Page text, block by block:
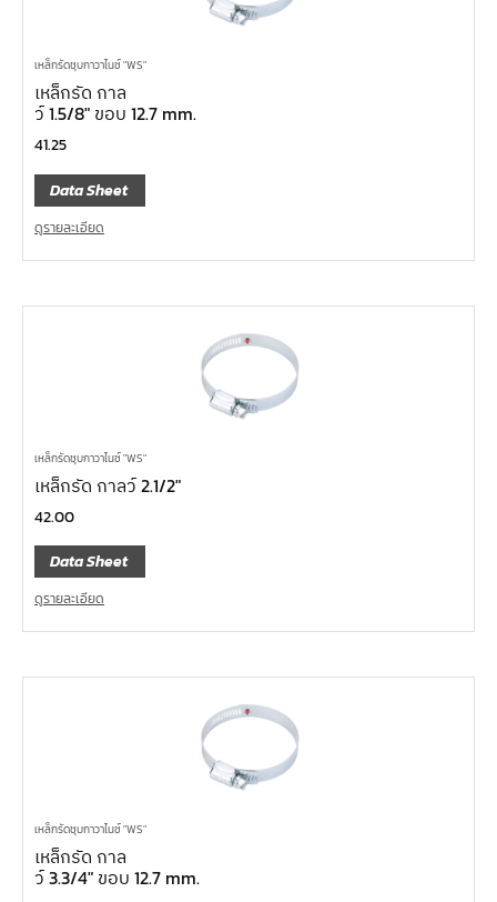
เหล็กรัดชุบกาวาไนซ์ "WS"
เหล็กรัด กาล
ว์ 1.5/8″ ขอบ 12.7 mm.
41.25
Data Sheet
ดูรายละเอียด
เหล็กรัดชุบกาวาไนซ์ "WS"
เหล็กรัด กาลว์ 2.1/2″
42.00
Data Sheet
ดูรายละเอียด
เหล็กรัดชุบกาวาไนซ์ "WS"
เหล็กรัด กาล
ว์ 3.3/4″ ขอบ 12.7 mm.